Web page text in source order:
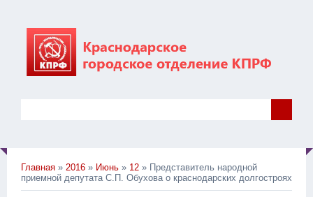
Главная » 2016 » Июнь » 12 » Представитель народной
приемной депутата С.П. Обухова о краснодарских долгостроях